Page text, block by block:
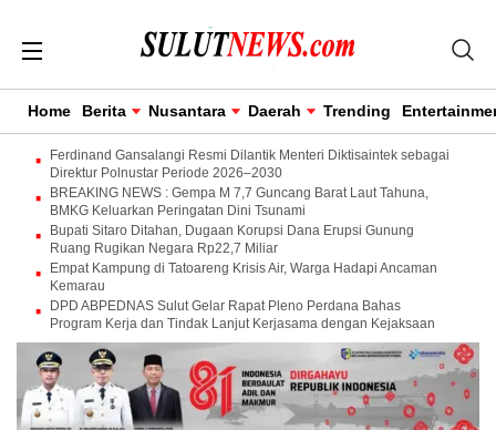
Home Berita Nusantara Daerah Trending
Ferdinand Gansalangi Resmi Dilantik Menteri Diktisaintek sebagai
Direktur Polnustar Periode 2026–2030
BREAKING NEWS : Gempa M 7,7 Guncang Barat Laut Tahuna,
BMKG Keluarkan Peringatan Dini Tsunami
Bupati Sitaro Ditahan, Dugaan Korupsi Dana Erupsi Gunung
Ruang Rugikan Negara Rp22,7 Miliar
Empat Kampung di Tatoareng Krisis Air, Warga Hadapi Ancaman
Kemarau
DPD ABPEDNAS Sulut Gelar Rapat Pleno Perdana Bahas
Program Kerja dan Tindak Lanjut Kerjasama dengan Kejaksaan